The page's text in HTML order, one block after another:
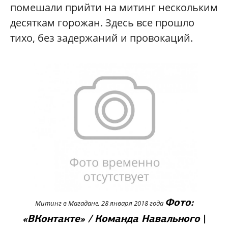
помешали прийти на митинг нескольким
десяткам горожан. Здесь все прошло
тихо, без задержаний и провокаций.
Митинг в Магадане, 28 января 2018 года Фото:
«ВКонтакте» / Команда Навального |